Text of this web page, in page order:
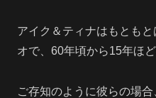
アイク＆ティナはもとも
オで、60年頃から15年ほ
ご存知のように彼らの場